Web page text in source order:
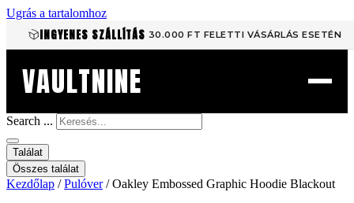
Ugrás a tartalomhoz
INGYENES SZÁLLÍTÁS 30.000 FT FELETTI VÁSÁRLÁS ESETÉN
VAULTNINE
Search ...
Találat
Összes találat
Kezdőlap /Pulóver/ Oakley Embossed Graphic Hoodie Blackout